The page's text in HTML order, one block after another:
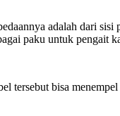
adalah dari
paku untuk pengait
tersebut bisa